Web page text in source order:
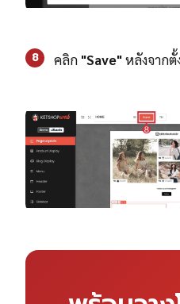
8 คลิก "Save"หลังจากตั้